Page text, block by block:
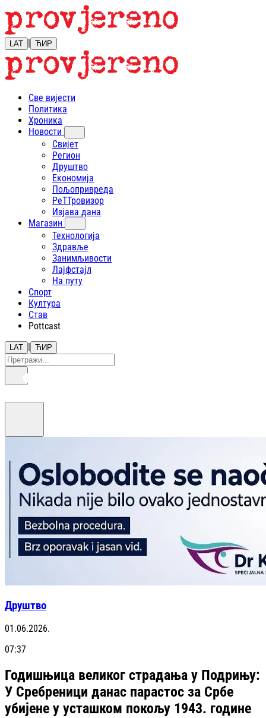
LAT | ЋИР
Све вијести
Политика
Хроника
Новости
Свијет
Регион
Друштво
Економија
Пољопривреда
РеТТровизор
Изјава дана
Магазин
Технологија
Здравље
Занимљивости
Лајфстajл
На путу
Спорт
Култура
Став
Pottcast
LAT | ЋИР
Друштво
01.06.2026.
07:37
Годишњица великог страдања у Подрињу:
У Сребреници данас парастос за Србе
убијене у усташком покољу 1943. године